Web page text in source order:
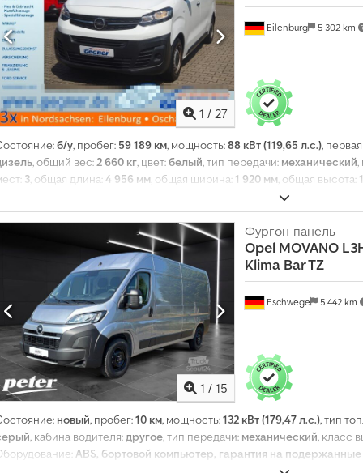
1 / 27
Eilenburg 5 302 km
б/у, пробег: 59 189 км, мощность:88 кВт (119,65 л.с.),
, общий вес:2 660 кг, цвет:белый, тип передачи: механический,
3, общая длина:4 956 мм, общая ширина:1 920 мм, общая высота:
ABS, кондиционер, сажевый фильтр,
(ESP),
1 / 15
Eschwege 5 442 km
Фургон-панель
Opel MOVANO
Klima Bar TZ
новый, пробег:10 км, мощность:132 кВт (179,47 л.с.), тип
, кабина водителя:другое, тип передачи: механический, класс
ABS, бортовой компьютер, гарантия на
р
а
н